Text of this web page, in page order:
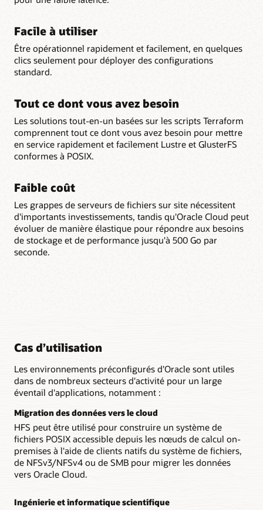
Facile à utiliser
Être opérationnel rapidement et facilement, en quelques
clics seulement pour déployer des configurations
standard.
Tout ce dont vous avez besoin
Les solutions tout-en-un basées sur les scripts Terraform
comprennent tout ce dont vous avez besoin pour mettre
en service rapidement et facilement Lustre et GlusterFS
conformes à POSIX.
Faible coût
Les grappes de serveurs de fichiers sur site nécessitent
d'importants investissements, tandis qu'Oracle Cloud peut
évoluer de manière élastique pour répondre aux besoins
de stockage et de performance jusqu'à 500 Go par
seconde.
Cas d’utilisation
Les environnements préconfigurés d'Oracle sont utiles
dans de nombreux secteurs d'activité pour un large
éventail d'applications, notamment :
Migration des données vers le cloud
HFS peut être utilisé pour construire un système de
fichiers POSIX accessible depuis les nœuds de calcul on-
premises à l'aide de clients natifs du système de fichiers,
de NFSv3/NFSv4 ou de SMB pour migrer les données
vers Oracle Cloud.
Ingénierie et informatique scientifique